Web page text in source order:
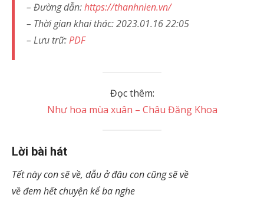
– Đường dẫn:https://thanhnien.vn/
– Thời gian khai thác: 2023.01.16 22:05
– Lưu trữ:PDF
Đọc thêm:
Như hoa mùa xuân – Châu Đăng Khoa
Lời bài hát
Tết này con sẽ về, dẫu ở đâu con cũng sẽ về
về đem hết chuyện kể ba nghe